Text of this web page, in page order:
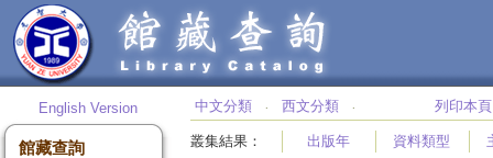
English Version
館藏查詢
中文分類 ‧ 西文分類 ‧ 列印本頁
叢集結果 ： 出版年 資料類型